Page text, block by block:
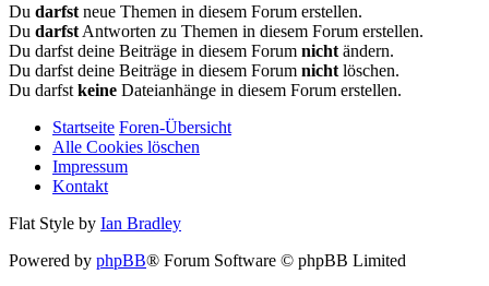
Du darfst neue Themen in diesem Forum erstellen.
Du darfst Antworten zu Themen in diesem Forum erstellen.
Du darfst deine Beiträge in diesem Forum nicht ändern.
Du darfst deine Beiträge in diesem Forum nicht löschen.
Du darfst keine Dateianhänge in diesem Forum erstellen.
Startseite Foren-Übersicht
Alle Cookies löschen
Impressum
Kontakt
Flat Style by Ian Bradley
Powered by phpBB® Forum Software © phpBB Limited